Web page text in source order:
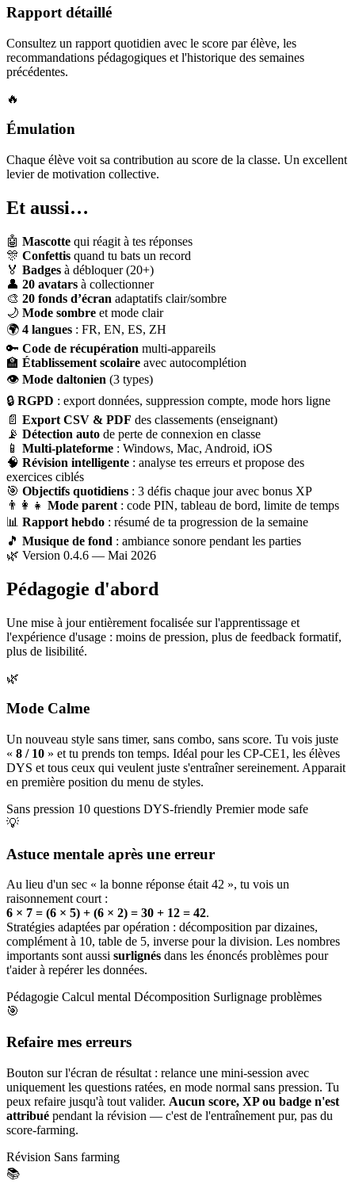
Rapport détaillé
Consultez un rapport quotidien avec le score par élève, les
recommandations pédagogiques et l'historique des semaines
précédentes.
🔥
Émulation
Chaque élève voit sa contribution au score de la classe. Un excellent
levier de motivation collective.
Et aussi…
🤖 Mascotte qui réagit à tes réponses
🎊 Confettis quand tu bats un record
🏅 Badges à débloquer (20+)
👤 20 avatars à collectionner
🎨 20 fonds d’écran adaptatifs clair/sombre
🌙 Mode sombre et mode clair
🌍 4 langues : FR, EN, ES, ZH
🔑 Code de récupération multi-appareils
🏫 Établissement scolaire avec autocomplétion
👁 Mode daltonien (3 types)
🔒 RGPD : export données, suppression compte, mode hors ligne
📄 Export CSV & PDF des classements (enseignant)
📡 Détection auto de perte de connexion en classe
📱 Multi-plateforme : Windows, Mac, Android, iOS
🧠 Révision intelligente : analyse tes erreurs et propose des
exercices ciblés
🎯 Objectifs quotidiens : 3 défis chaque jour avec bonus XP
👨‍👩‍👧 Mode parent : code PIN, tableau de bord, limite de temps
📊 Rapport hebdo : résumé de ta progression de la semaine
🎵 Musique de fond : ambiance sonore pendant les parties
🌿 Version 0.4.6 — Mai 2026
Pédagogie d'abord
Une mise à jour entièrement focalisée sur l'apprentissage et
l'expérience d'usage : moins de pression, plus de feedback formatif,
plus de lisibilité.
🌿
Mode Calme
Un nouveau style sans timer, sans combo, sans score. Tu vois juste
« 8 / 10 » et tu prends ton temps. Idéal pour les CP-CE1, les élèves
DYS et tous ceux qui veulent juste s'entraîner sereinement. Apparait
en première position du menu de styles.
Sans pression 10 questions DYS-friendly Premier mode safe
💡
Astuce mentale après une erreur
Au lieu d'un sec « la bonne réponse était 42 », tu vois un
raisonnement court :
6 × 7 = (6 × 5) + (6 × 2) = 30 + 12 = 42.
Stratégies adaptées par opération : décomposition par dizaines,
complément à 10, table de 5, inverse pour la division. Les nombres
importants sont aussi surlignés dans les énoncés problèmes pour
t'aider à repérer les données.
Pédagogie Calcul mental Décomposition Surlignage problèmes
🎯
Refaire mes erreurs
Bouton sur l'écran de résultat : relance une mini-session avec
uniquement les questions ratées, en mode normal sans pression. Tu
peux refaire jusqu'à tout valider. Aucun score, XP ou badge n'est
attribué pendant la révision — c'est de l'entraînement pur, pas du
score-farming.
Révision Sans farming
📚